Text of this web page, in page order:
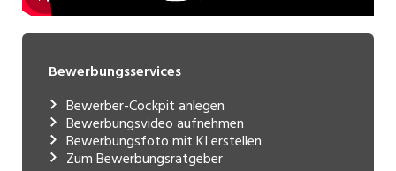
Bewerbungsservices
Bewerber-Cockpit anlegen
Bewerbungsvideo aufnehmen
Bewerbungsfoto mit KI erstellen
Zum Bewerbungsratgeber